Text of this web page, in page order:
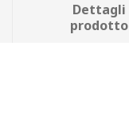
Dettagli
prodotto